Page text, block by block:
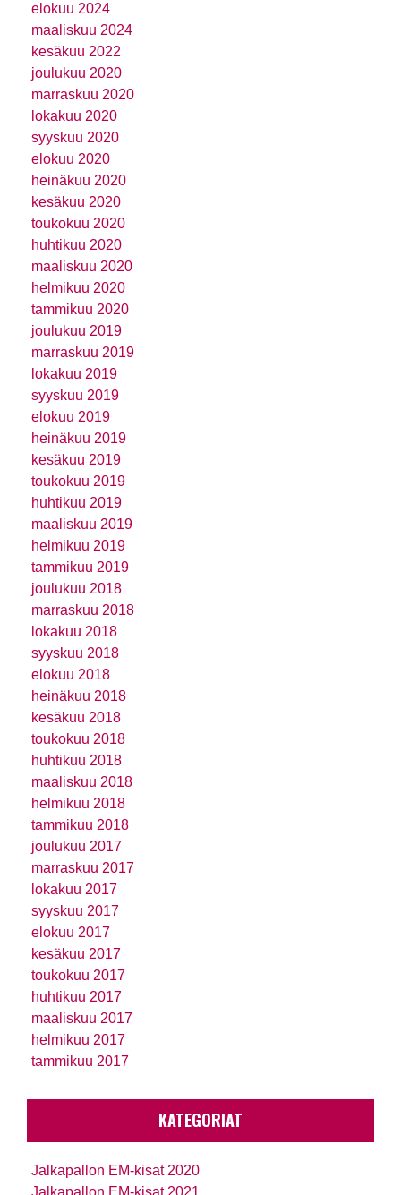
elokuu 2024
maaliskuu 2024
kesäkuu 2022
joulukuu 2020
marraskuu 2020
lokakuu 2020
syyskuu 2020
elokuu 2020
heinäkuu 2020
kesäkuu 2020
toukokuu 2020
huhtikuu 2020
maaliskuu 2020
helmikuu 2020
tammikuu 2020
joulukuu 2019
marraskuu 2019
lokakuu 2019
syyskuu 2019
elokuu 2019
heinäkuu 2019
kesäkuu 2019
toukokuu 2019
huhtikuu 2019
maaliskuu 2019
helmikuu 2019
tammikuu 2019
joulukuu 2018
marraskuu 2018
lokakuu 2018
syyskuu 2018
elokuu 2018
heinäkuu 2018
kesäkuu 2018
toukokuu 2018
huhtikuu 2018
maaliskuu 2018
helmikuu 2018
tammikuu 2018
joulukuu 2017
marraskuu 2017
lokakuu 2017
syyskuu 2017
elokuu 2017
kesäkuu 2017
toukokuu 2017
huhtikuu 2017
maaliskuu 2017
helmikuu 2017
tammikuu 2017
KATEGORIAT
Jalkapallon EM-kisat 2020